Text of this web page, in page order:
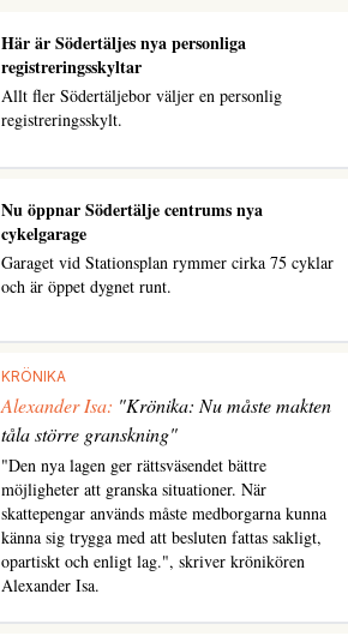
Här är Södertäljes nya personliga
registreringsskyltar
Allt fler Södertäljebor väljer en personlig
registreringsskylt.
Nu öppnar Södertälje centrums nya
cykelgarage
Garaget vid Stationsplan rymmer cirka 75 cyklar
och är öppet dygnet runt.
KRÖNIKA
Alexander Isa: "Krönika: Nu måste makten
tåla större granskning"
"Den nya lagen ger rättsväsendet bättre
möjligheter att granska situationer. När
skattepengar används måste medborgarna kunna
känna sig trygga med att besluten fattas sakligt,
opartiskt och enligt lag.", skriver krönikören
Alexander Isa.